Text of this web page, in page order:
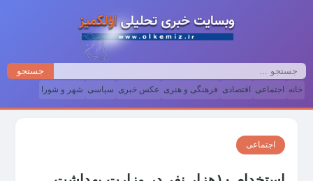
جستجو
خانه اجتماعی اقتصادی فرهنگی و هنری عکس خبری سیاسی شهر و شورا
اجتماعی